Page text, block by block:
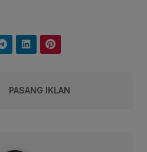
PASANG IKLAN